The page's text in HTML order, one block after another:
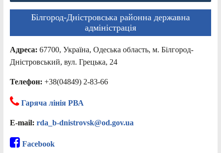
Білгород-Дністровська районна державна
адміністрація
Адреса: 67700, Україна, Одеська область, м. Білгород-
Дністровський, вул. Грецька, 24
Телефон: +38(04849) 2-83-66
Гаряча лінія РВА
E-mail: rda_b-dnistrovsk@od.gov.ua
Facebook